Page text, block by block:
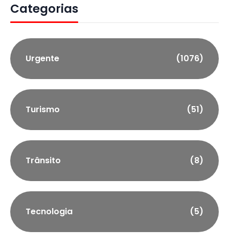
Categorias
Urgente (1076)
Turismo (51)
Trânsito (8)
Tecnologia (5)